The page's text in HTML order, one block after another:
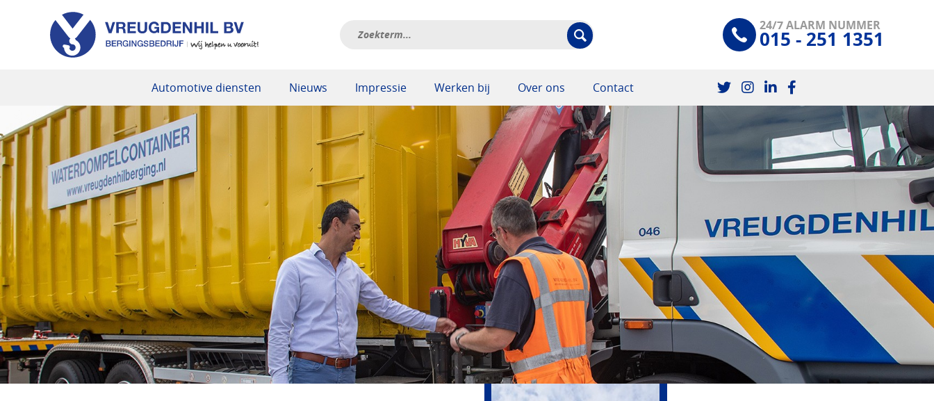
24/7 ALARM NUMMER
015 - 251 1351
Automotive diensten Nieuws Impressie Werken bij Over ons Contact